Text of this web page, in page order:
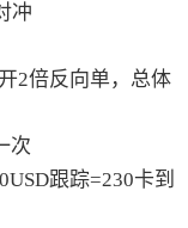
冲
2倍反向单，总体
次
跟踪=230卡到